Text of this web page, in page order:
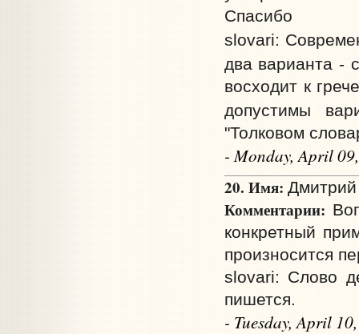
Спасибо
slovari:
два варианта -
восходит к
допустимы
"Толковом
- Monday, April
20. Имя: Дмитрий
Комментарии:
конкретный
произносится
slovari: Слово
пишется.
- Tuesday, April